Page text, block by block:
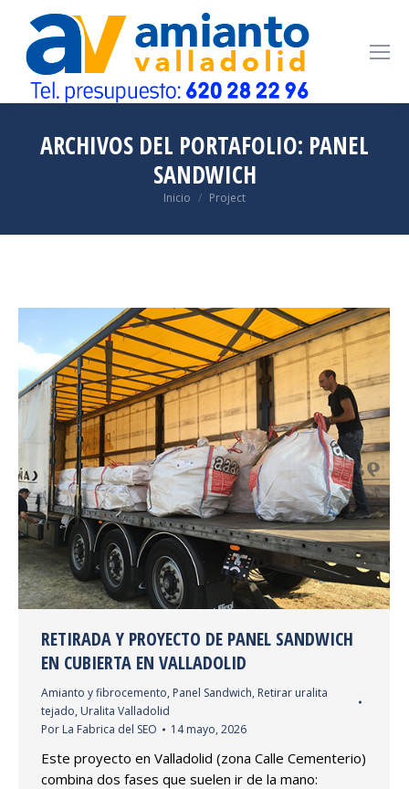
ARCHIVOS DEL PORTAFOLIO: PANEL
SANDWICH
Estás aquí:
Inicio Project
RETIRADA Y PROYECTO DE PANEL SANDWICH
EN CUBIERTA EN VALLADOLID
Amianto y fibrocemento, Panel Sandwich, Retirar uralita
tejado, Uralita Valladolid
Por La Fabrica del SEO 14 mayo, 2026
Este proyecto en Valladolid (zona Calle Cementerio)
combina dos fases que suelen ir de la mano: